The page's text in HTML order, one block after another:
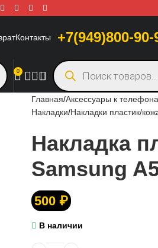
Контакты +7(949)800-90-
0
Главная Аксессуары к
Накладки Накладки пластик/
Накладка
Samsung
500 ₽
В наличии